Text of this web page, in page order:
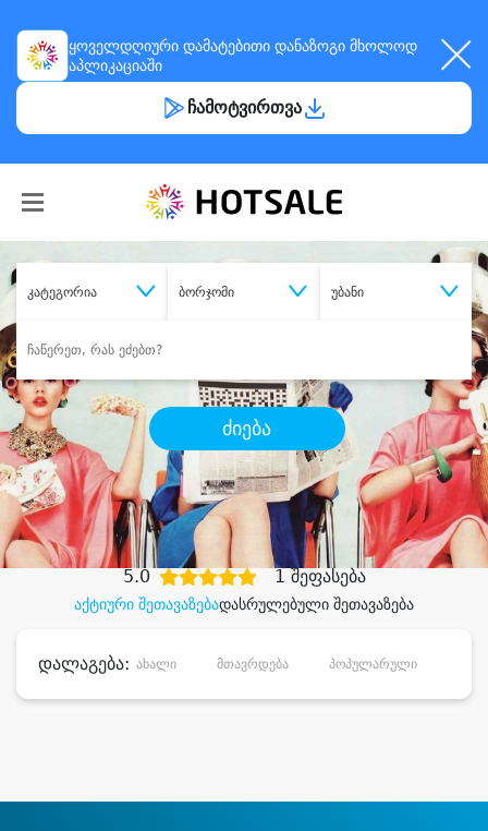
ყოველდღიური დამატებითი დანაზოგი მხოლოდ
აპლიკაციაში
ჩამოტვირთვა
კატეგორია ბორჯომი უბანი
ძიება
შეიძინესასურველი მომსახურება
დიდი დანაზოგით
აქტიური შეთავაზებადასრულებული შეთავაზება
5.0 1 შეფასება
დალაგება: ახალი მთავრდება პოპულარული